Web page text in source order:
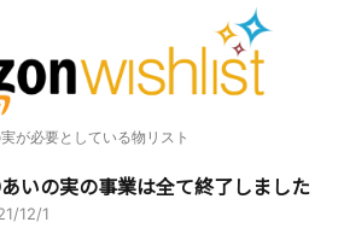
が必要としている物リスト
いの実の事業は全て終了しました
12/1